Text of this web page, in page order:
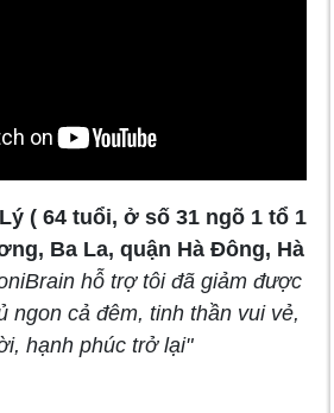
( 64 tuổi, ở số 31 ngõ 1 tổ 1
Ba La, quận Hà Đông, Hà
hỗ trợ tôi đã giảm được
ngon cả đêm, tinh thần vui vẻ,
hạnh phúc trở lại"